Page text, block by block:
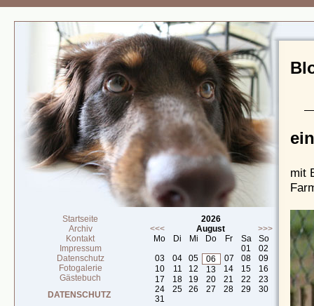
Startseite
Archiv
Kontakt
Impressum
Datenschutz
Fotogalerie
Gästebuch
DATENSCHUTZ
2026
<<<
August
>>>
Mo
Di Mi Do Fr Sa
So
01
02
03
04 05 06 07 08
09
10
11 12 13 14 15
16
17
18 19 20 21 22
23
24
25 26 27 28 29
30
31
mit